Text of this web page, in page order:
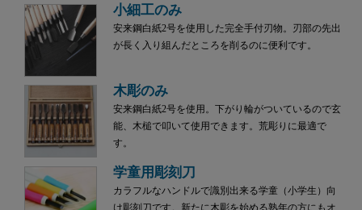
小細工のみ
安来鋼白紙2号を使用した完全手付刃物。刃部の先出
が長く入り組んだところを削るのに便利です。
木彫のみ
安来鋼白紙2号を使用。下がり輪がついているので玄
能、木槌で叩いて使用できます。荒彫りに最適で
す。
学童用彫刻刀
カラフルなハンドルで識別出来る学童（小学生）向